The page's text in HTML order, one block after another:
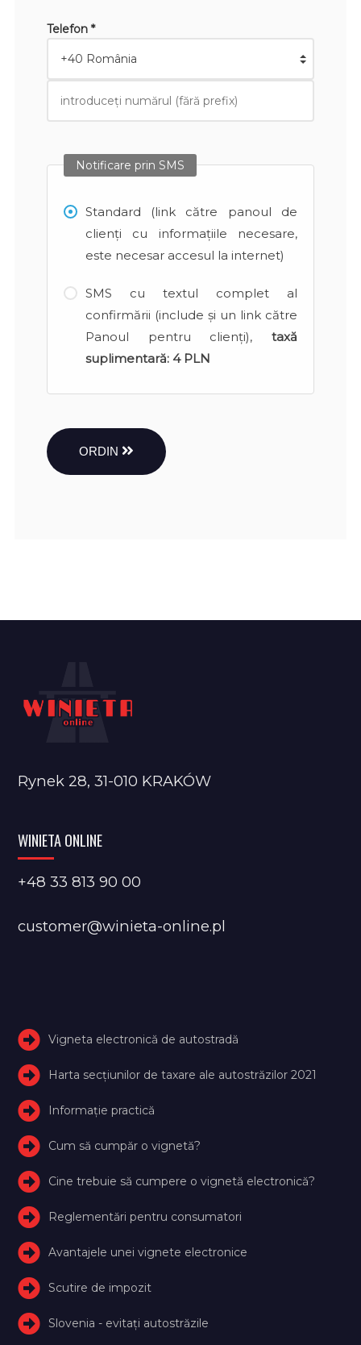
Telefon *
Notificare prin SMS
Standard (link către panoul de
clienți cu informațiile necesare,
este necesar accesul la internet)
SMS cu textul complet al
confirmării (include și un link către
Panoul pentru clienți), taxă
suplimentară: 4 PLN
ORDIN
Rynek 28, 31-010 KRAKÓW
WINIETA ONLINE
+48 33 813 90 00
customer@winieta-online.pl
Vigneta electronică de autostradă
Harta secțiunilor de taxare ale autostrăzilor 2021
Informație practică
Cum să cumpăr o vignetă?
Cine trebuie să cumpere o vignetă electronică?
Reglementări pentru consumatori
Avantajele unei vignete electronice
Scutire de impozit
Slovenia - evitați autostrăzile